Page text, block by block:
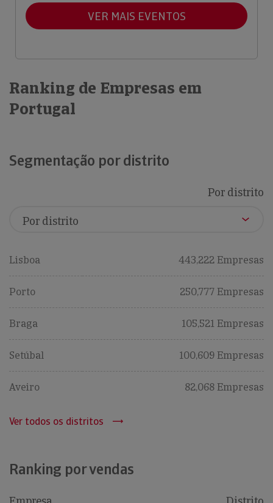
VER MAIS EVENTOS
Ranking de Empresas em
Portugal
Segmentação por distrito
Por distrito
Lisboa 443,222 Empresas
Porto 250,777 Empresas
Braga 105,521 Empresas
Setúbal 100,609 Empresas
Aveiro 82,068 Empresas
Ver todos os distritos
Ranking por vendas